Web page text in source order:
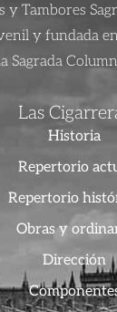
y Tambores
y fundada
Sagrada
Las
Historia
Repertorio
Repertorio
Obras y
Dirección